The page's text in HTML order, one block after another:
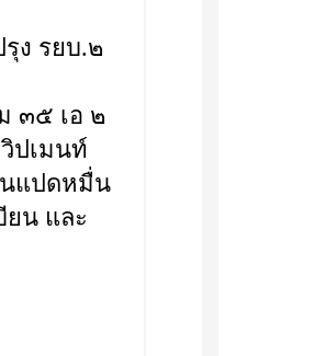
ง รยบ.๒
๓๕ เอ ๒
ปเมนท์
นแปดหมื่น
น และ